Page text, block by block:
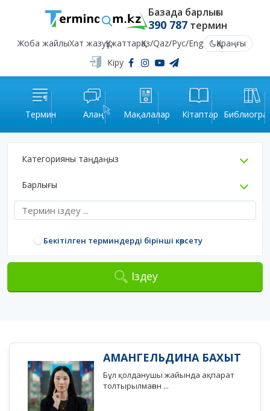
Базада барлығы
390 787термин
Жоба жайлыХат жазуҚұжаттарҚаз/Qaz/Рус/Eng
Қараңғы
Кіру
Термин Алаң Мақалалар Кітаптар
Категорияны таңдаңыз
Барлығы
Бекітілген терминдерді бірінші көрсету
Іздеу
АМАНГЕЛЬДИНА БАХЫТ
Бұл қолданушы жайында ақпарат
толтырылмаған ...